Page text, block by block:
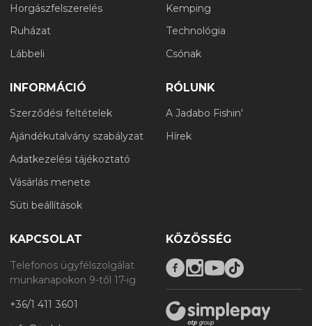
Horgászfelszerelés
Ruházat
Lábbeli
Kemping
Technológia
Csónak
INFORMÁCIÓ
Szerződési feltételek
Ajándékutalvány szabályzat
Adatkezelési tájékoztató
Vásárlás menete
Süti beállítások
RÓLUNK
A Jadabo Fishin'
Hírek
KAPCSOLAT
Telefonos ügyfélszolgálat
munkanapokon 9-től 17-ig
+36/1 411 3601
KÖZÖSSÉG